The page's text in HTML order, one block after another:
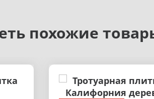
похожие